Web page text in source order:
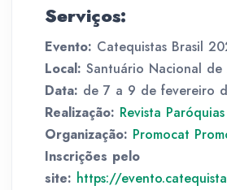
Serviços:
Evento: Catequistas Brasil
Local: Santuário Nacional de
Data: de 7 a 9 de fevereiro
Realização: Revista Paróquias
Organização: Promocat
Inscrições pelo
site: https://